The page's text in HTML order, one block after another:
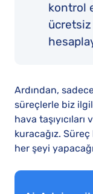
kontrol
Ardından,
süreçlerle biz
hava
kuracağız.
her şeyi